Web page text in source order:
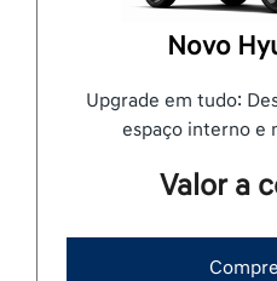
Novo
Upgrade em tudo:
espaço interno e
Valor a